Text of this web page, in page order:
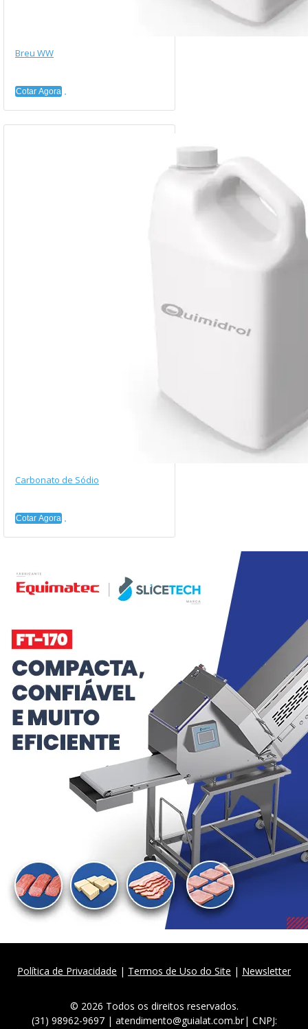
Breu WW
Cotar Agora
Carbonato de Sódio
Cotar Agora
Política de Privacidade | Termos de Uso do Site | Newsletter
© 2026 Todos os direitos reservados.
(31) 98962-9697 | atendimento@guialat.com.br| CNPJ: